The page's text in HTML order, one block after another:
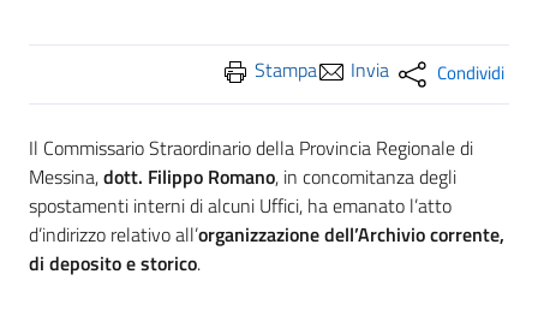
Stampa Invia Condividi
Il Commissario Straordinario della Provincia Regionale di
Messina,dott. Filippo Romano, in concomitanza degli
spostamenti interni di alcuni Uffici, ha emanato l’atto
d’indirizzo relativo all’organizzazione dell’Archivio corrente,
di deposito e storico.